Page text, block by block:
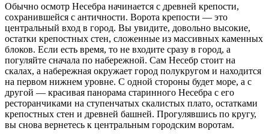
Обычно осмотр Несебра начинается с древней крепости,
сохранившейся с античности. Ворота крепости — это
центральный вход в город. Вы увидите, довольно высокие,
остатки крепостных стен, сложенные из массивных каменных
блоков. Если есть время, то не входите сразу в город, а
погуляйте сначала по набережной. Сам Несебр стоит на
скалах, а набережная окружает город полукругом и находится
на первом нижнем уровне. С одной стороны будет море, а с
другой — красивая панорама старинного Несебра с его
ресторанчиками на ступенчатых скалистых плато, остатками
крепостных стен и древней башней. Прогулявшись по кругу,
вы снова вернетесь к центральным городским воротам.